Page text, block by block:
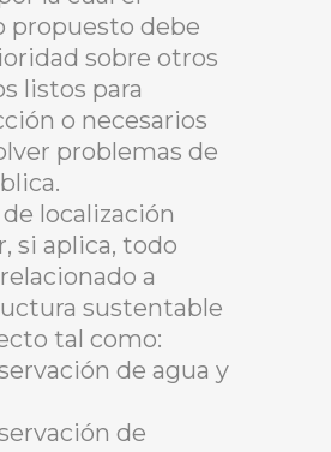
propuesto debe
sobre otros
listos para
o necesarios
problemas de
localización
si aplica, todo
a
sustentable
tal como:
de agua y
de